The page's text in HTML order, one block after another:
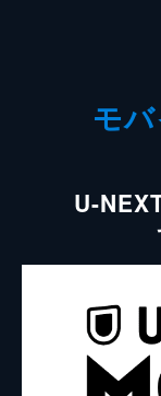
モ
U-